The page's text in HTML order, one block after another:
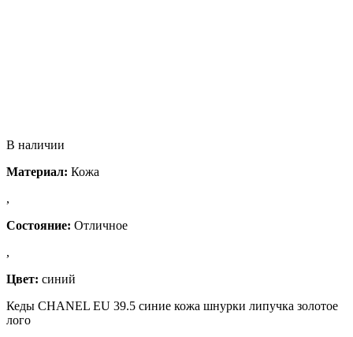
В наличии
Материал: Кожа
,
Состояние: Отличное
,
Цвет: синий
Кеды CHANEL EU 39.5 синие кожа шнурки липучка золотое
лого